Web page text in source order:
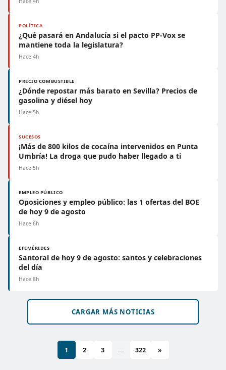
POLÍTICA
¿Qué pasará en Andalucía si el pacto PP-Vox se
mantiene toda la legislatura?
Hace 4h
PRECIO COMBUSTIBLE
¿Dónde repostar más barato en Sevilla? Precios de
gasolina y diésel hoy
Hace 5h
SUCESOS
¡Más de 800 kilos de cocaína intervenidos en Punta
Umbría! La droga que pudo haber llegado a ti
Hace 5h
EMPLEO PÚBLICO
Oposiciones y empleo público: las 1 ofertas del BOE
de hoy 9 de agosto
Hace 6h
EFEMÉRIDES
Santoral de hoy 9 de agosto: santos y celebraciones
del día
Hace 8h
CARGAR MÁS NOTICIAS
1 2 3 ... 322 »